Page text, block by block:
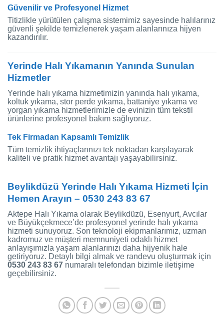
Güvenilir ve Profesyonel Hizmet
Titizlikle yürütülen çalışma sistemimiz sayesinde halılarınız
güvenli şekilde temizlenerek yaşam alanlarınıza hijyen
kazandırılır.
Yerinde Halı Yıkamanın Yanında Sunulan
Hizmetler
Yerinde halı yıkama hizmetimizin yanında halı yıkama,
koltuk yıkama, stor perde yıkama, battaniye yıkama ve
yorgan yıkama hizmetlerimizle de evinizin tüm tekstil
ürünlerine profesyonel bakım sağlıyoruz.
Tek Firmadan Kapsamlı Temizlik
Tüm temizlik ihtiyaçlarınızı tek noktadan karşılayarak
kaliteli ve pratik hizmet avantajı yaşayabilirsiniz.
Beylikdüzü Yerinde Halı Yıkama Hizmeti İçin
Hemen Arayın – 0530 243 83 67
Aktepe Halı Yıkama olarak Beylikdüzü, Esenyurt, Avcılar
ve Büyükçekmece’de profesyonel yerinde halı yıkama
hizmeti sunuyoruz. Son teknoloji ekipmanlarımız, uzman
kadromuz ve müşteri memnuniyeti odaklı hizmet
anlayışımızla yaşam alanlarınızı daha hijyenik hale
getiriyoruz. Detaylı bilgi almak ve randevu oluşturmak için
0530 243 83 67 numaralı telefondan bizimle iletişime
geçebilirsiniz.